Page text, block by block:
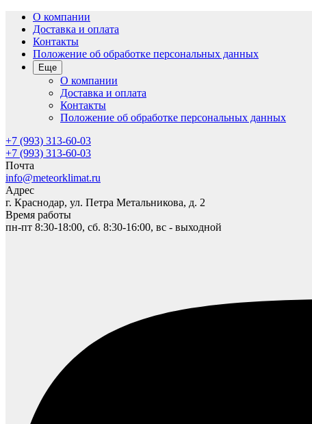
О компании
Доставка и оплата
Контакты
Положение об обработке персональных данных
Еще
О компании
Доставка и оплата
Контакты
Положение об обработке персональных данных
+7 (993) 313-60-03
+7 (993) 313-60-03
Почта
info@meteorklimat.ru
Адрес
г. Краснодар, ул. Петра Метальникова, д. 2
Время работы
пн-пт 8:30-18:00, сб. 8:30-16:00, вс - выходной